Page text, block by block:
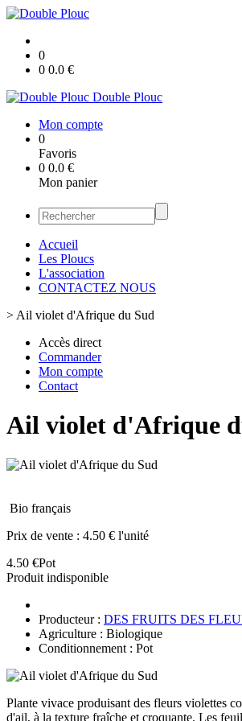
0
0 0.0 €
Double Plouc
Mon compte
0
Favoris
0 0.0 €
Mon panier
Accueil
Les Ploucs
L'association
CONTACTEZ NOUS
> Ail violet d'Afrique du Sud
Accès direct
Commander
Mon compte
Contact
Ail violet d'Afrique
Bio français
Prix de vente : 4.50 € l'unité
4.50 €Pot
Produit indisponible
Producteur : DES FRUITS DES
Agriculture : Biologique
Conditionnement : Pot
Plante vivace produisant des fleurs violettes
d'ail, à la texture fraîche et croquante. Les